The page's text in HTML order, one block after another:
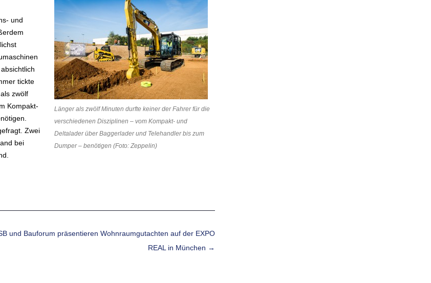
Länger als zwölf Minuten durfte keiner der Fahrer für die
verschiedenen Disziplinen – vom Kompakt- und
Deltalader über Baggerlader und Telehandler bis zum
Dumper – benötigen (Foto: Zeppelin)
und
tickte
zwölf
Kompakt-
Zwei
bei
und Bauforum präsentieren Wohnraumgutachten auf der EXPO
REAL in München →